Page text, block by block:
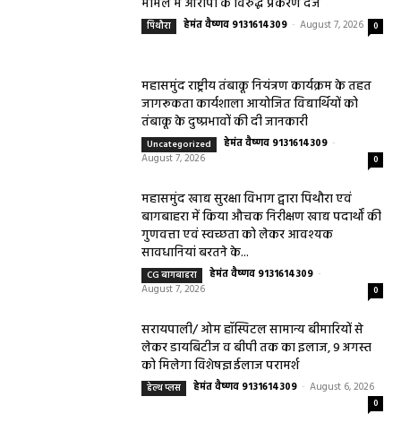
मामले में आरोपी के विरुद्ध प्रकरण दर्ज
पिथौरा हेमंत वैष्णव 9131614309 - August 7, 2026 0
महासमुंद राष्ट्रीय तंबाकू नियंत्रण कार्यक्रम के तहत
जागरूकता कार्यशाला आयोजित विद्यार्थियों को
तंबाकू के दुष्प्रभावों की दी जानकारी
Uncategorized हेमंत वैष्णव 9131614309 -
August 7, 2026
0
महासमुंद खाद्य सुरक्षा विभाग द्वारा पिथौरा एवं
बागबाहरा में किया औचक निरीक्षण खाद्य पदार्थों की
गुणवत्ता एवं स्वच्छता को लेकर आवश्यक
सावधानियां बरतने के...
CG बागबाहरा हेमंत वैष्णव 9131614309 -
August 7, 2026
0
सरायपाली/ ओम हॉस्पिटल सामान्य बीमारियों से
लेकर डायबिटीज व बीपी तक का इलाज, 9 अगस्त
को मिलेगा विशेषज्ञ ईलाज परामर्श
हेल्थ प्लस हेमंत वैष्णव 9131614309 - August 6, 2026
0